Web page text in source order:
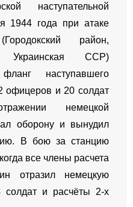
наступательной
1944 года при атаке
район,
Украинская ССР)
наступавшего
офицеров и 20 солдат
немецкой
оборону и вынудил
В бою за станцию
все члены расчета
отразил немецкую
солдат и расчёты 2-х